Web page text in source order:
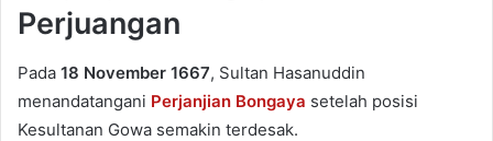
Perjuangan
Pada 18 November 1667, Sultan Hasanuddin
menandatangani Perjanjian Bongaya setelah posisi
Kesultanan Gowa semakin terdesak.